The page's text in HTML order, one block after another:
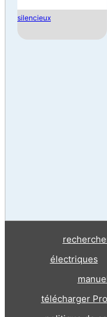
silencieux
électriques
télécharger